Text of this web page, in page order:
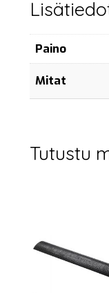
määrä
Paino
Mitat
Tutustu